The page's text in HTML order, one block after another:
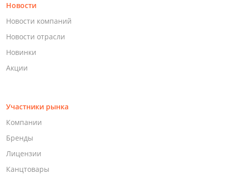
Новости
Новости компаний
Новости отрасли
Новинки
Акции
Участники рынка
Компании
Бренды
Лицензии
Канцтовары